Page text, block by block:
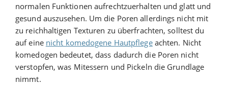
normalen Funktionen aufrechtzuerhalten und glatt und
gesund auszusehen. Um die Poren allerdings nicht mit
zu reichhaltigen Texturen zu überfrachten, solltest du
auf eine nicht komedogene Hautpflegeachten. Nicht
komedogen bedeutet, dass dadurch die Poren nicht
verstopfen, was Mitessern und Pickeln die Grundlage
nimmt.